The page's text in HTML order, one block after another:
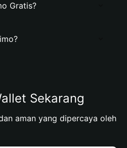
Gratis?
Sekarang
aman yang dipercaya oleh